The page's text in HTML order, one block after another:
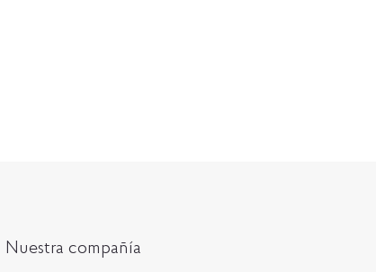
Nuestra compañía